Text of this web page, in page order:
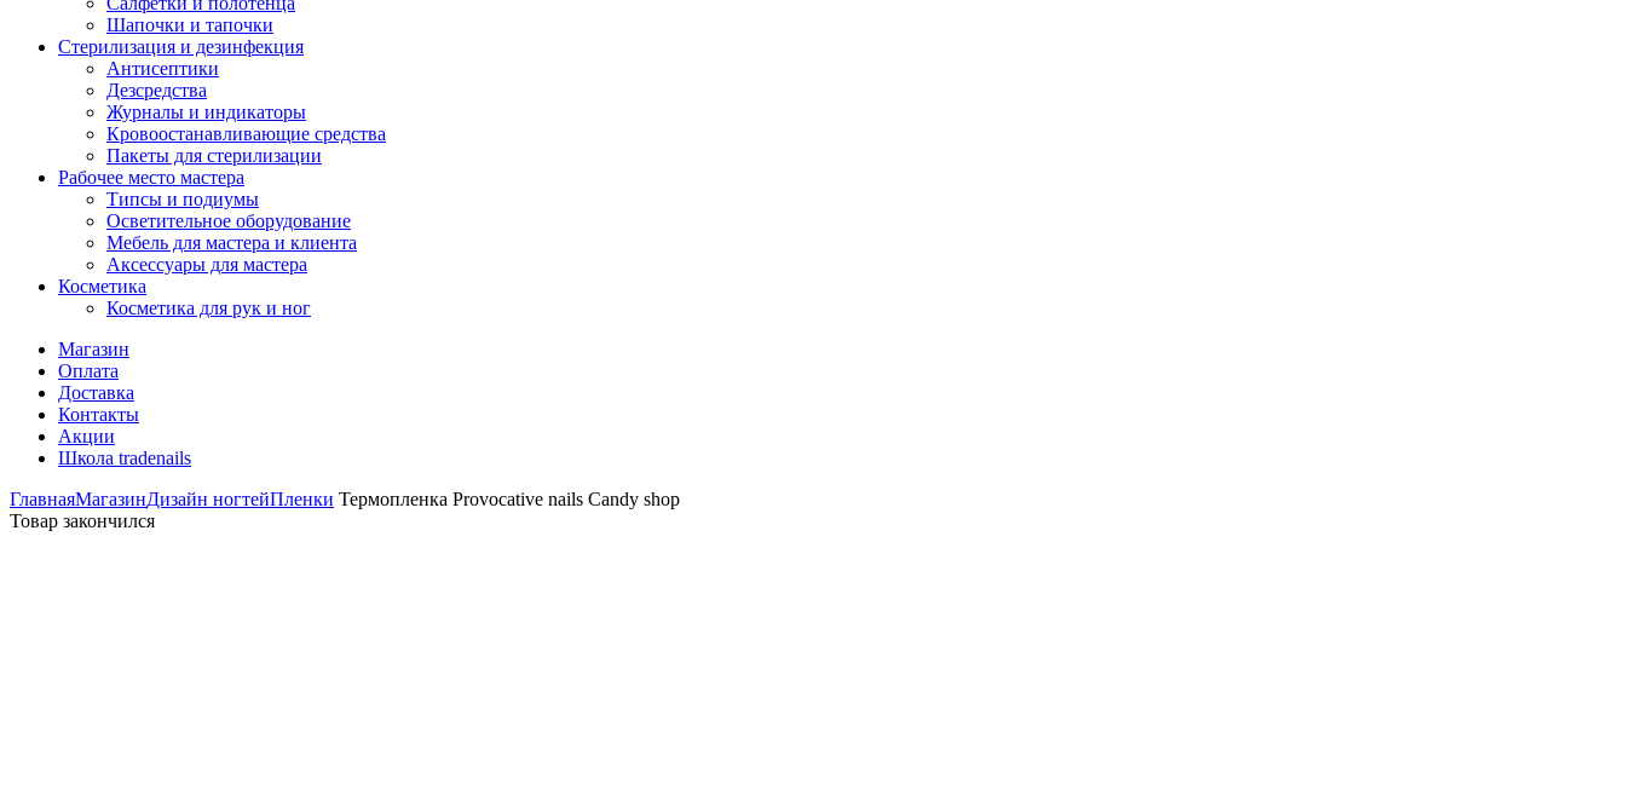
Шапочки и тапочки
Стерилизация и дезинфекция
Антисептики
Дезсредства
Журналы и индикаторы
Кровоостанавливающие средства
Пакеты для стерилизации
Рабочее место мастера
Типсы и подиумы
Осветительное оборудование
Мебель для мастера и клиента
Аксессуары для мастера
Косметика
Косметика для рук и ног
Магазин
Оплата
Доставка
Контакты
Акции
Школа tradenails
ГлавнаяМагазинДизайн ногтейПленки Термопленка Provocative nails Candy shop
Товар закончился